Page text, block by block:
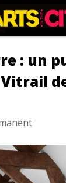
: un